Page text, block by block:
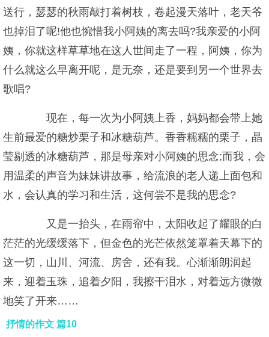
送行，瑟瑟的秋雨敲打着树枝，卷起漫天落叶，老天爷
也掉泪了呢!他也惋惜我小阿姨的离去吗?我亲爱的小阿
姨，你就这样草草地在这人世间走了一程，阿姨，你为
什么就这么早离开呢，是无奈，还是要到另一个世界去
歌唱?
现在，每一次为小阿姨上香，妈妈都会带上她
生前最爱的糖炒栗子和冰糖葫芦。香香糯糯的栗子，晶
莹剔透的冰糖葫芦，那是母亲对小阿姨的思念;而我，会
用温柔的声音为妹妹讲故事，给流浪的老人递上面包和
水，会认真的学习和生活，这何尝不是我的思念?
又是一抬头，在雨帘中，太阳收起了耀眼的白
茫茫的光缓缓落下，但金色的光芒依然笼罩着天幕下的
这一切，山川、河流、房舍，还有我。心渐渐朗润起
来，迎着玉珠，追着夕阳，我擦干泪水，对着远方微微
地笑了开来……
抒情的作文 篇10